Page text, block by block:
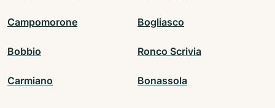
Campomorone Bogliasco
Bobbio Ronco Scrivia
Carmiano Bonassola